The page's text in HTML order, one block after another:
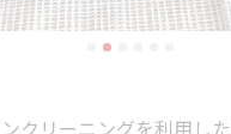
クリーニングを利用し